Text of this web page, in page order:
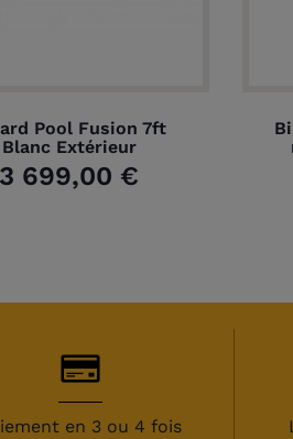
Pool Fusion 7ft
Blanc Extérieur
3 699,00 €
en 3 ou 4 fois